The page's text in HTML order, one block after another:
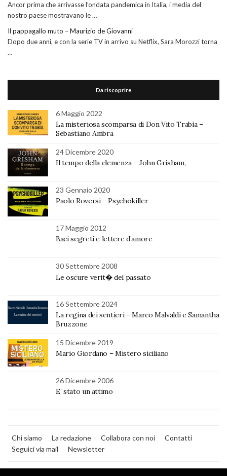
Ancor prima che arrivasse l’ondata pandemica in Italia, i media del
nostro paese mostravano le …
Il pappagallo muto – Maurizio de Giovanni
Dopo due anni, e con la serie TV in arrivo su Netflix, Sara Morozzi torna
…
Da riscoprire
6 Maggio 2022
La misteriosa scomparsa di Don Vito Trabìa –
Sebastiano Ambra
24 Dicembre 2020
Il tempo della clemenza – John Grisham,
23 Gennaio 2020
Paolo Roversi – Psychokiller
17 Maggio 2012
Baci segreti e lettere d’amore
30 Settembre 2008
Le oscure verit� del passato
16 Settembre 2024
La regina dei sentieri – Marco Malvaldi e Samantha
Bruzzone
15 Dicembre 2019
Mario Giordano – Mistero siciliano
26 Dicembre 2006
E’ stato un attimo
Chi siamo La redazione Collabora con noi
Contatti
Seguici via mail
Newsletter